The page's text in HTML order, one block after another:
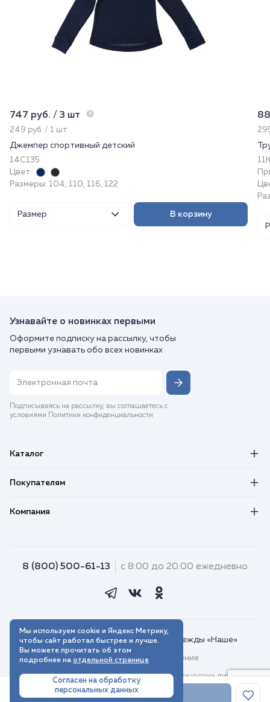
В корзину
747 руб. / 3 шт
249 руб. / 1 шт
Джемпер спортивный детский
14С135
Цвет:
Размеры: 104, 110, 116, 122
Размер В корзину
Узнавайте о новинках первыми
Оформите подписку на рассылку, чтобы
первыми узнавать обо всех новинках
Подписываясь на рассылку, вы соглашаетесь с
условиями Политики конфиденциальности
Каталог
Покупателям
Компания
8 (800) 500-61-13 с 8:00 до 20:00 ежедневно
© 2018–2026. Интернет-магазин одежды «Наше»
Пользовательское соглашение
Договор присоединения для юридических лиц
Политика обработки персональных данных
Мы используем cookie и Яндекс Метрику,
чтобы сайт работал быстрее и лучше.
Вы можете прочитать об этом
подробнее на отдельной странице
Согласен на обработку
персональных данных